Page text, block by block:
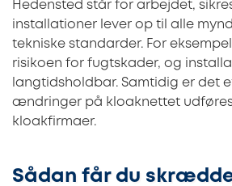
Hedensted står for arbejdet,
installationer lever op til alle
tekniske standarder. For
risikoen for fugtskader, og
langtidsholdbar. Samtidig er det
ændringer på kloaknettet
kloakfirmaer.
Sådan får du